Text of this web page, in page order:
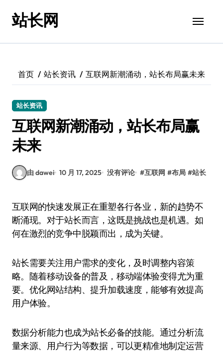
站长网
首页 站长资讯 互联网新潮涌动，站长布局赢未来
站长资讯
互联网新潮涌动，站长布局赢
未来
由 dawei 10 月 17, 2025 没有评论 #互联网 #布局 #站长
互联网的快速发展正在重塑各行各业，新的趋势不
断涌现。对于站长而言，这既是挑战也是机遇。如
何在激烈的竞争中脱颖而出，成为关键。
站长需要关注用户需求的变化，及时调整内容策
略。随着移动设备的普及，移动端体验变得尤为重
要。优化网站结构、提升加载速度，能够有效提高
用户体验。
数据分析能力也成为站长必备的技能。通过分析流
量来源、用户行为等数据，可以更精准地制定运营